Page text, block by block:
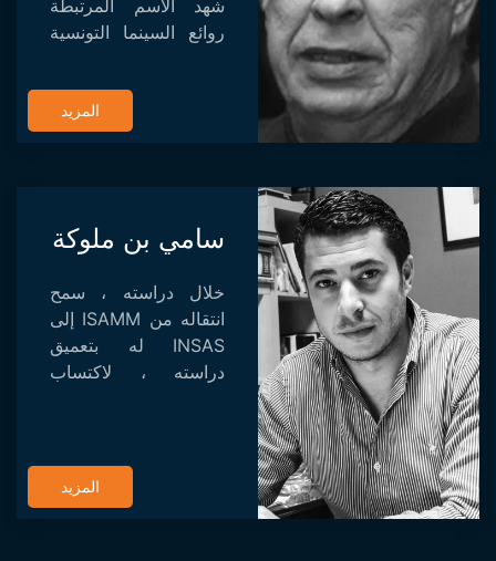
شهد الاسم المرتبطة
روائع السينما التونسية
الطويلة مع شركة
SATPEC (الشركة
التونسية Anonyme
المزيد
سامي بن ملوكة
خلال دراسته ، سمح
انتقاله من ISAMM إلى
INSAS له بتعميق
دراسته ، لاكتساب
دراسته في INSAS في
بروكسل ، عاد إلى...
المزيد